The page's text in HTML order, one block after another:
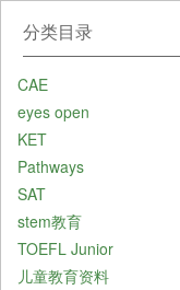
分类目录
CAE
eyes open
KET
Pathways
SAT
stem教育
TOEFL Junior
儿童教育资料